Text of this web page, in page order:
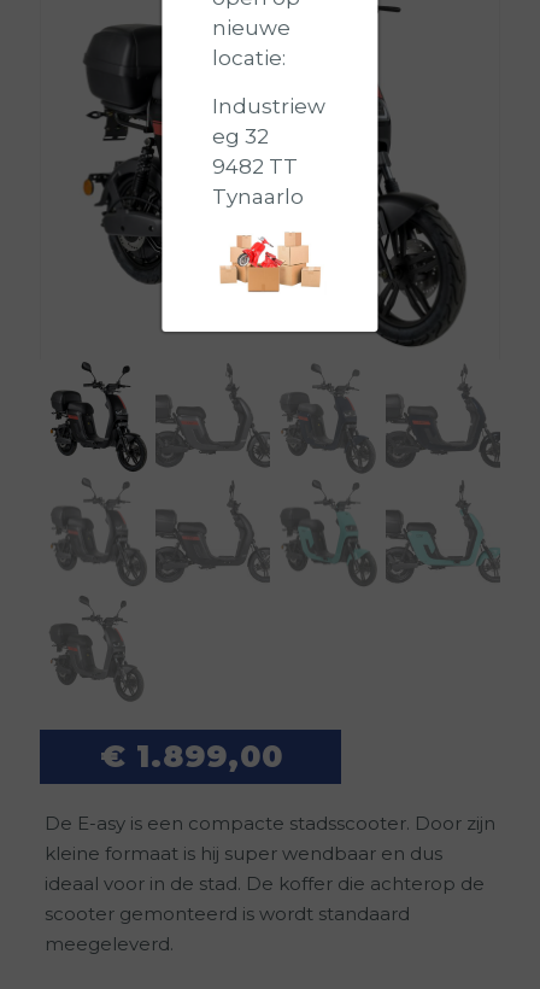
€ 1.899,00
De E-asy is een compacte stadsscooter. Door zijn
kleine formaat is hij super wendbaar en dus
ideaal voor in de stad. De koffer die achterop de
scooter gemonteerd is wordt standaard
meegeleverd.
nieuwe
locatie:
Industriew
eg 32
9482 TT
Tynaarlo